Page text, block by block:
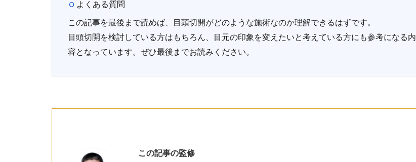
よくある質問
この記事を最後まで読めば、目頭切開がどのような施術なのか理解できるはずです。
目頭切開を検討している方はもちろん、目元の印象を変えたいと考えている方にも参考になる内
容となっています。ぜひ最後までお読みください。
この記事の監修